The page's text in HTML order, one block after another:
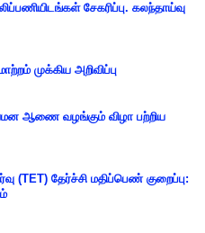
சேகரிப்பு. கலந்தாய்வு
முக்கிய அறிவிப்பு
ஆணை வழங்கும் விழா பற்றிய
(TET) தேர்ச்சி மதிப்பெண் குறைப்பு: